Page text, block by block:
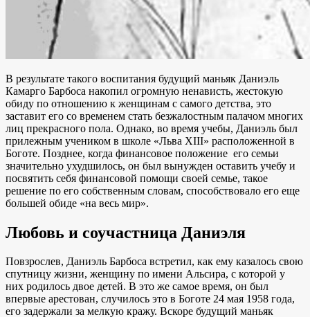
В результате такого воспитания будущий маньяк Даниэль
Камарго Барбоса накопил огромную ненависть, жестокую
обиду по отношению к женщинам с самого детства, это
заставит его со временем стать безжалостным палачом многих
лиц прекрасного пола. Однако, во время учебы, Даниэль был
прилежным учеником в школе «Льва XIII» расположенной в
Боготе. Позднее, когда финансовое положение его семьи
значительно ухудшилось, он был вынужден оставить учебу и
посвятить себя финансовой помощи своей семье, такое
решение по его собственным словам, способствовало его еще
большей обиде «на весь мир».
Любовь и соучастница Даниэля
Повзрослев, Даниэль Барбоса встретил, как ему казалось свою
спутницу жизни, женщину по имени Альсира, с которой у
них родилось двое детей. В это же самое время, он был
впервые арестован, случилось это в Боготе 24 мая 1958 года,
его задержали за мелкую кражу. Вскоре будущий маньяк